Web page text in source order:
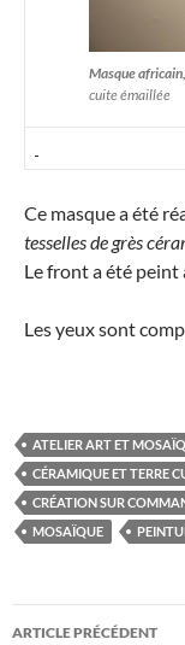
Masque africain,
cuite émaillée
Ce masque a été
tesselles de grès
Le front a été
Les yeux sont
ATELIER ART ET
CÉRAMIQUE ET TERRE
CRÉATION SUR
MOSAÏQUE
Navigation
ARTICLE PRÉCÉDENT